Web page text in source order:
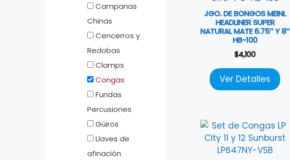
JGO. DE BONGOS MEINL
HEADLINER SUPER
NATURAL MATE 6.75″ Y 8″
HB-100
$4,100
Ver Detalles
Campanas
Chinas
Cencerros y
Redobas
Clamps
Congas
Fundas
Percusiones
Güiros
Llaves de
afinación